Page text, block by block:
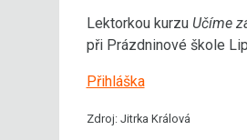
Lektorkou kurzu Učíme
při Prázdninové škole
Přihláška
Zdroj: Jitrka Králová